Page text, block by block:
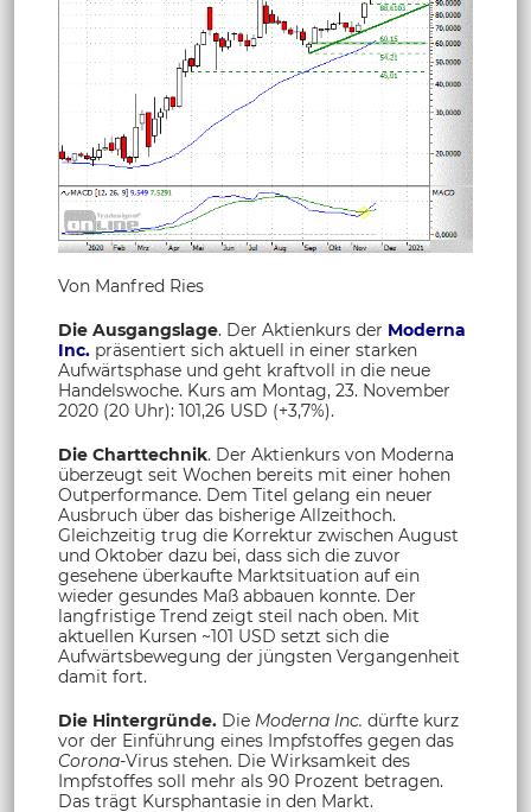
Von Manfred Ries
Die Ausgangslage. Der Aktienkurs der Moderna
Inc. präsentiert sich aktuell in einer starken
Aufwärtsphase und geht kraftvoll in die neue
Handelswoche. Kurs am Montag, 23. November
2020 (20 Uhr): 101,26 USD (+3,7%).
Die Charttechnik. Der Aktienkurs von Moderna
überzeugt seit Wochen bereits mit einer hohen
Outperformance. Dem Titel gelang ein neuer
Ausbruch über das bisherige Allzeithoch.
Gleichzeitig trug die Korrektur zwischen August
und Oktober dazu bei, dass sich die zuvor
gesehene überkaufte Marktsituation auf ein
wieder gesundes Maß abbauen konnte. Der
langfristige Trend zeigt steil nach oben. Mit
aktuellen Kursen ~101 USD setzt sich die
Aufwärtsbewegung der jüngsten Vergangenheit
damit fort.
Die Hintergründe. Die Moderna Inc. dürfte kurz
vor der Einführung eines Impfstoffes gegen das
Corona-Virus stehen. Die Wirksamkeit des
Impfstoffes soll mehr als 90 Prozent betragen.
Das trägt Kursphantasie in den Markt.